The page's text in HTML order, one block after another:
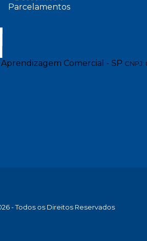
Parcelamentos
Comercial - SP
- Todos os Direitos Reservados